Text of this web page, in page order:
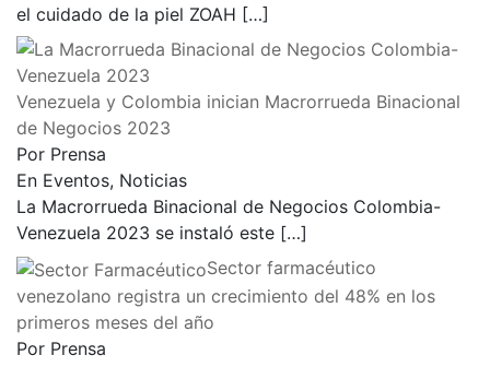
el cuidado de la piel ZOAH […]
Venezuela y Colombia inician Macrorrueda Binacional
de Negocios 2023
Por Prensa
En Eventos, Noticias
La Macrorrueda Binacional de Negocios Colombia-
Venezuela 2023 se instaló este […]
Sector farmacéutico
venezolano registra un crecimiento del 48% en los
primeros meses del año
Por Prensa